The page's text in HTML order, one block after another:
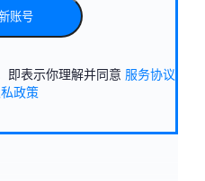
账号
即表示你理解并同意 服务协议
政策